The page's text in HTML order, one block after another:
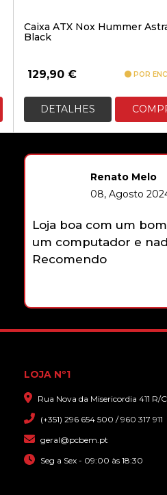
Caixa ATX Nox Hummer
Black
129,90 € POR
DETALHES
Renato Melo
08, Agosto
Loja boa com um
um computador e
Recomendo
LOJA Nº1
Rua Nova da Misericordia 411 R/
(+351) 296 654 500 / 960 317 911
geral@pcbem.pt
Seg a Sex - 09:00 às 18:30